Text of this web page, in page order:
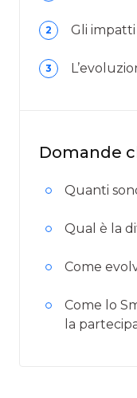
2 Gli
3
Domande
Quanti
Qual è la
Come
Come lo
la